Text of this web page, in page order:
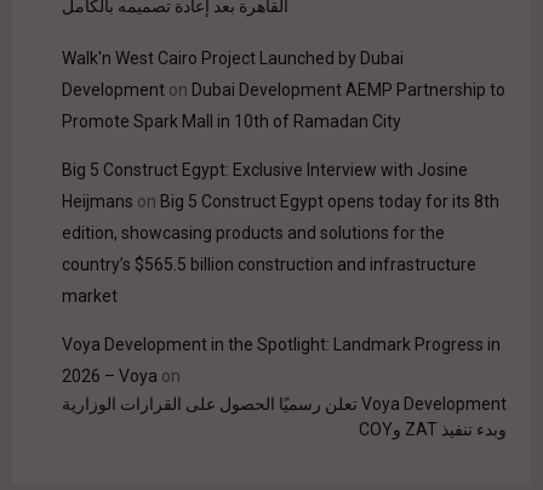
القاهرة بعد إعادة تصميمه بالكامل
Walk'n West Cairo Project Launched by Dubai
Development on Dubai Development AEMP Partnership to
Promote Spark Mall in 10th of Ramadan City
Big 5 Construct Egypt: Exclusive Interview with Josine
Heijmans on Big 5 Construct Egypt opens today for its 8th
edition, showcasing products and solutions for the
country’s $565.5 billion construction and infrastructure
market
Voya Development in the Spotlight: Landmark Progress in
2026 – Voya on
Voya Development تعلن رسميًا الحصول على القرارات الوزارية
وبدء تنفيذ ZAT وCOY